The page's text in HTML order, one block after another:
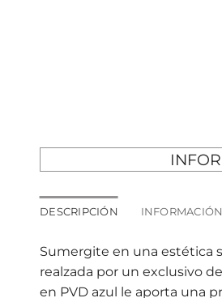
DESCRIPCIÓN
Sumergite en una estética
realzada por un exclusivo
en PVD azul le aporta una